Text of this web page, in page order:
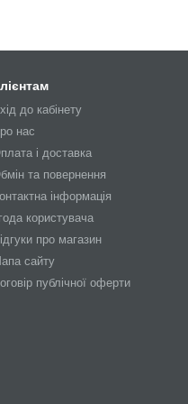
до кабінету
нас
і доставка
та повернення
інформація
користувача
про магазин
сайту
публічної оферти